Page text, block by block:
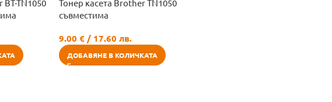
TN1050
Тонер касета Brother TN1050
съвместима
9.00€ / 17.60 лв.
ДОБАВЯНЕ В КОЛИЧКАТА